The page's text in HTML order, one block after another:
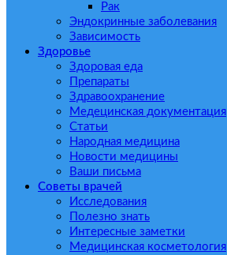
Рак
Эндокринные заболевания
Зависимость
Здоровье
Здоровая еда
Препараты
Здравоохранение
Медецинская документация
Статьи
Народная медицина
Новости медицины
Ваши письма
Советы врачей
Исследования
Полезно знать
Интересные заметки
Медицинская косметология